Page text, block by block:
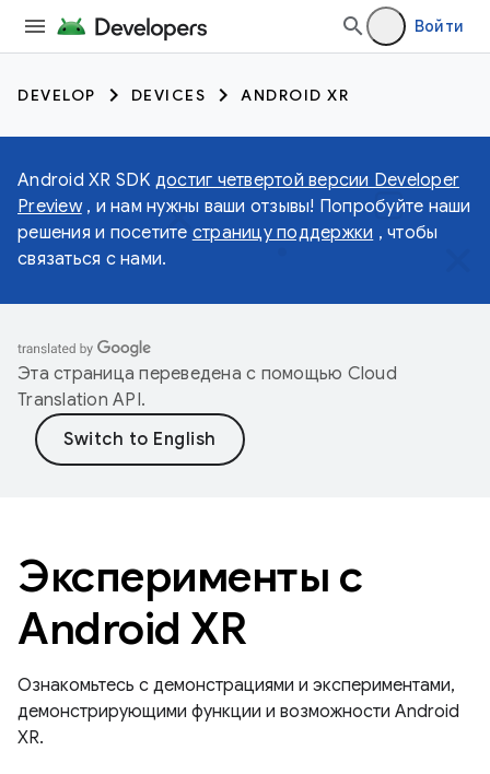
Войти
DEVELOP DEVICES ANDROID XR
Android XR SDK достиг четвертой версии Developer
Preview, и нам нужны ваши отзывы! Попробуйте наши
решения и посетите страницу поддержки , чтобы
связаться с нами.
Эта страница переведена с помощью Cloud
Translation API.
Эксперименты с
Android XR
Ознакомьтесь с демонстрациями и экспериментами,
демонстрирующими функции и возможности Android
XR.